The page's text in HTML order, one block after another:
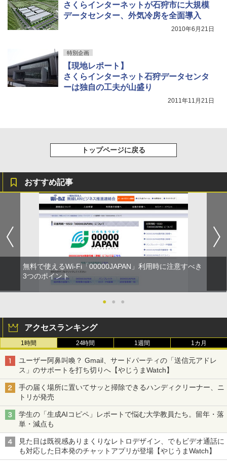
さくらインターネットが石狩市に大規模
データセンター、外気冷房を全面導入
2010年6月21日
特別企画
【現地レポート】
さくらインターネット石狩データセンタ
ーは独自の工夫が山盛り
2011年11月21日
トップページに戻る
おすすめ記事
無料で使えるWi-Fi「00000JAPAN」利用時に注意すべき
3つのポイント
● ● ●
アクセスランキング
1時間 24時間 1週間 1カ月
ユーザー阿鼻叫喚？ Gmail、サードパーティの「送信元アドレ
ス」のサポートを打ち切りへ【やじうまWatch】
手の届く場所に置いてサッと掃除できるハンディクリーナー、ニ
トリが発売
学生の「生成AIコピペ」レポートで悩む大学教員たち。留年・落
単・減点も
見た目は既視感ありまくりなレトロデザイン、でもビデオ通話に
も対応した日本発のチャットアプリが登場【やじうまWatch】